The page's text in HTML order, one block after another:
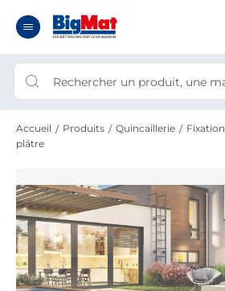
Accueil Produits Quincaillerie Fixation
plâtre